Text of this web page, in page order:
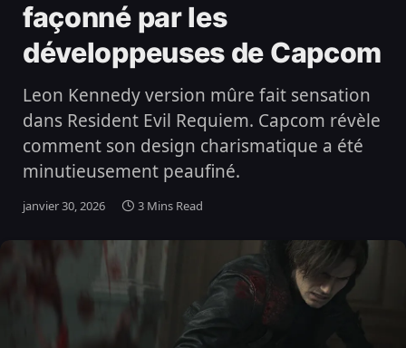
façonné par les
développeuses de Capcom
Leon Kennedy version mûre fait sensation
dans Resident Evil Requiem. Capcom révèle
comment son design charismatique a été
minutieusement peaufiné.
janvier 30, 2026 3 Mins Read